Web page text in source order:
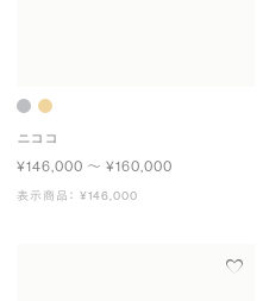
ニココ
¥146,000 〜 ¥160,000
表示商品： ¥146,000